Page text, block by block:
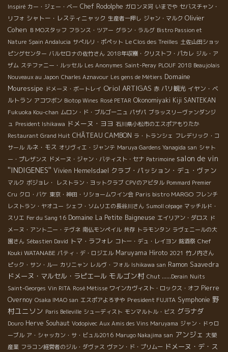
Inspiré カー・ジェー・ベー Chef Rodolphe ガロンヌ河 いまでや セバスチャン・
リフォ シャトー・レスティニャック 生産者一押し ジャン・マルク Olivier
Cohen ＢＭОスタッフ フランス・ツアー グラン・ラルグ Bistro Passion et
Nature Spain Andalucia サぺルリ・ポペット Le Clos des Treilles 土佐山田ショッ
ピングセンター バルセロナの佐竹さん 2018年収穫・クリストフ・パカレ ジル・ア
ザム ステファニー・ルッセル Les Anonymes Saint-Peray PLOUF 2018 Beaujolais
Nouveaux au Japon Charles Aznavour Les gens de Métiers Domaine
Mouressipe ドメーヌ・ボートレイ Oriol ARTIGAS 赤 パリ観光 イヤン・ベ
ルトラン アコワボン Biotop Wines Rosé PETAR Okonomiyaki Kiji SANTEKAN
Fukuoka Kou-chan ムロン・ド・ブルゴーニュ パザパ ブラッスリーヴァンダンジ
ュ President Ishikawa ドメーヌ・ヨヨ 石川県小松市のエスポアもりたか
Restaurant Grand Huit CHÂTEAU CAMBON ラ・トランシェ フレデリック・コ
サール ルネ・モス オリヴィエ・ジャンテ Maruya Gardens Yanagida san シャト
ー・プレザンス ドメーヌ・ジャン・バティスト・セナ Patrimoine salon de vin
''INDIGENES'' Vivien Hemelsdael クラブ・パッション・デュ・ヴァン
マルク ボジョレ・ レストラン・ヨットクラブ CPVのアビタル Pommard Premier
Cru クロ・バケ 東京・神田・リショームワイン会 Paris bistro MARGO フレンチ
レストラン・ヤオユー シェフ・ソムリエの長谷川さん Sumoll cépage マッチルド・
スリエ Fer du Sang 16 Domaine La Petite Baigneuse エイリアン・ダロス ド
メーヌ・アント二ー・テヴネ 南仏モンペイル 共存 トラモンタン ラヴェニールの大
園さん Sébastien David トマ・ラフォレ コトー・デュ・レイヨン 銘酒祭 Chef
Kouki WATANABE パティ・デ・ロジエル Maruyama Hiroto 2021 竹ノ内さん
ピック・サン・ルー カリニャン レルヴ・フォル Ishikawa san Ramon Saavedra
ドメーヌ・マルセル・ラピエール モルゴン村 Chut ......Derain Nuits
Saint-Georges Vin RITA Rosé Métisse ワインカヴィスト・ロックス・オフ Pierre
Overnoy Osaka IMAO san エスポアよろずや President FUJITA Symphonie 野
村ユニソン Paris Belleville シューディスト モンマルトル・ビス グラナダ
Douro Herve Souhaut Vodopivec Aux Amis des Vins Maruyama ジャン・ドゥロ
ーブル ア・シャッカン・サ・ビュル2016 Marugo Nakajima san アンジェ 大榮
産業 フラコン経営者のジル・ダヴァス ヴァン・ド・プリムー ドメーヌ・デ・ス